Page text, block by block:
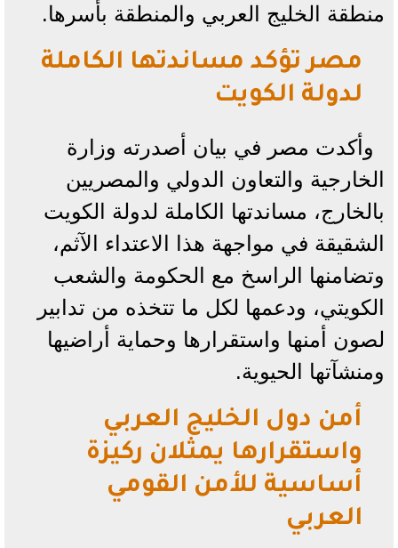
منطقة الخليج العربي والمنطقة بأسرها.
مصر تؤكد مساندتها الكاملة
لدولة الكويت
وأكدت مصر في بيان أصدرته وزارة
الخارجية والتعاون الدولي والمصريين
بالخارج، مساندتها الكاملة لدولة الكويت
الشقيقة في مواجهة هذا الاعتداء الآثم،
وتضامنها الراسخ مع الحكومة والشعب
الكويتي، ودعمها لكل ما تتخذه من تدابير
لصون أمنها واستقرارها وحماية أراضيها
ومنشآتها الحيوية.
أمن دول الخليج العربي
واستقرارها يمثلان ركيزة
أساسية للأمن القومي
العربي